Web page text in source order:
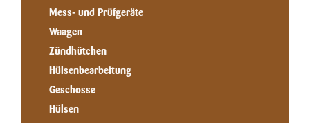
Mess- und Prüfgeräte
Waagen
Zündhütchen
Hülsenbearbeitung
Geschosse
Hülsen